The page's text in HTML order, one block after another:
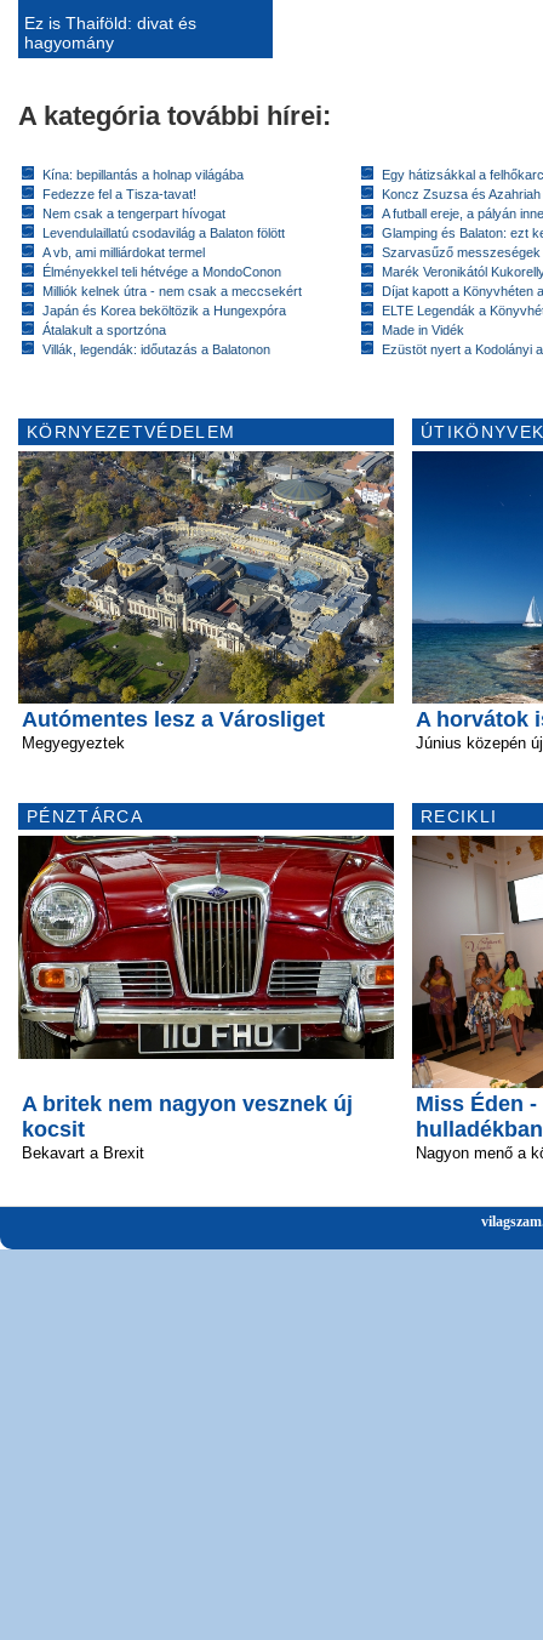
Ez is Thaiföld: divat és
hagyomány
A kategória további hírei:
Kína: bepillantás a holnap világába
Fedezze fel a Tisza-tavat!
Nem csak a tengerpart hívogat
Levendulaillatú csodavilág a Balaton fölött
A vb, ami milliárdokat termel
Élményekkel teli hétvége a MondoConon
Milliók kelnek útra - nem csak a meccsekért
Japán és Korea beköltözik a Hungexpóra
Átalakult a sportzóna
Villák, legendák: időutazás a Balatonon
Egy hátizsákkal a
Koncz Zsuzsa és
A futball ereje, a pályán
Glamping és Balaton: ezt
Szarvasűző messzeségek
Marék Veronikától
Díjat kapott a Könyvhéten
ELTE Legendák a
Made in Vidék
Ezüstöt nyert a Kodolányi
KÖRNYEZETVÉDELEM
Autómentes lesz a Városliget
Megyegyeztek
PÉNZTÁRCA
A britek nem nagyon vesznek új
kocsit
Bekavart a Brexit
A horvátok
Június közepén
RECIKLI
Miss Éden
hulladékban
Nagyon menő a